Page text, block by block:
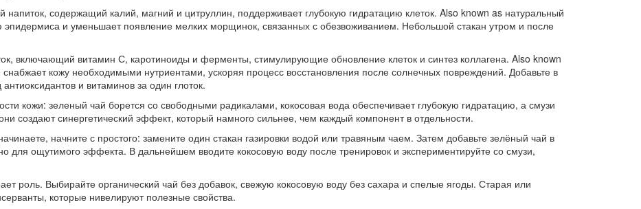
напиток, содержащий калий, магний и цитруллин, поддерживает глубокую гидратацию клеток. Also known as натуральный
и уменьшает появление мелких морщинок, связанных с обезвоживанием. Небольшой стакан утром и после
включающий витамин С, каротиноиды и ферменты, стимулирующие обновление клеток и синтез коллагена. Also known
снабжает кожу необходимыми нутриентами, ускоряя процесс восстановления после солнечных повреждений. Добавьте в
и витаминов за один глоток.
кожи: зеленый чай борется со свободными радикалами, кокосовая вода обеспечивает глубокую гидратацию, а смузи
создают синергетический эффект, который намного сильнее, чем каждый компонент в отдельности.
начните с простого: замените один стакан газировки водой или травяным чаем. Затем добавьте зелёный чай в
для ощутимого эффекта. В дальнейшем вводите кокосовую воду после тренировок и экспериментируйте со смузи,
роль. Выбирайте органический чай без добавок, свежую кокосовую воду без сахара и спелые ягоды. Старая или
которые нивелируют полезные свойства.